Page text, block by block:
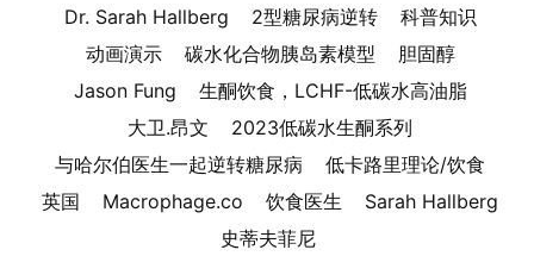
Dr. Sarah Hallberg
2型糖尿病逆转
科普知识
动画演示
碳水化合物胰岛素模型
胆固醇
Jason Fung
生酮饮食，LCHF-低碳水高油脂
大卫.昂文
2023低碳水生酮系列
与哈尔伯医生一起逆转糖尿病
低卡路里理论/饮食
英国
Macrophage.co 饮食医生
Sarah Hallberg
史蒂夫菲尼